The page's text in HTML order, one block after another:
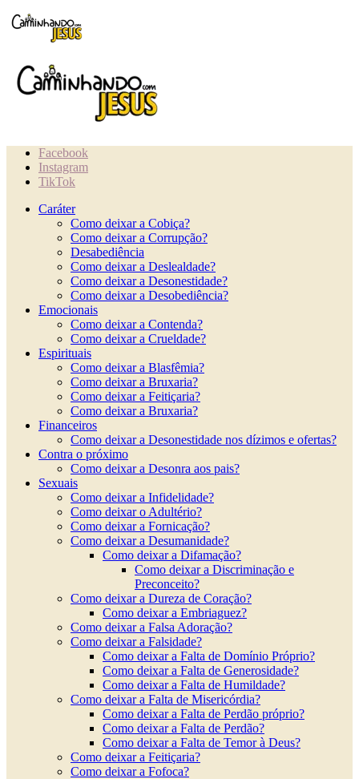
Facebook
Instagram
TikTok
Caráter
Como deixar a Cobiça?
Como deixar a Corrupção?
Desabediência
Como deixar a Deslealdade?
Como deixar a Desonestidade?
Como deixar a Desobediência?
Emocionais
Como deixar a Contenda?
Como deixar a Crueldade?
Espirituais
Como deixar a Blasfêmia?
Como deixar a Bruxaria?
Como deixar a Feitiçaria?
Como deixar a Bruxaria?
Financeiros
Como deixar a Desonestidade nos dízimos e ofertas?
Contra o próximo
Como deixar a Desonra aos pais?
Sexuais
Como deixar a Infidelidade?
Como deixar o Adultério?
Como deixar a Fornicação?
Como deixar a Desumanidade?
Como deixar a Difamação?
Como deixar a Discriminação e
Preconceito?
Como deixar a Dureza de Coração?
Como deixar a Embriaguez?
Como deixar a Falsa Adoração?
Como deixar a Falsidade?
Como deixar a Falta de Domínio Próprio?
Como deixar a Falta de Generosidade?
Como deixar a Falta de Humildade?
Como deixar a Falta de Misericórdia?
Como deixar a Falta de Perdão próprio?
Como deixar a Falta de Perdão?
Como deixar a Falta de Temor à Deus?
Como deixar a Feitiçaria?
Como deixar a Fofoca?